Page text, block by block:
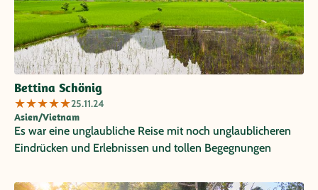
Bettina Schönig
★★★★★25.11.24
Asien/Vietnam
Es war eine unglaubliche Reise mit noch unglaublicheren
Eindrücken und Erlebnissen und tollen Begegnungen